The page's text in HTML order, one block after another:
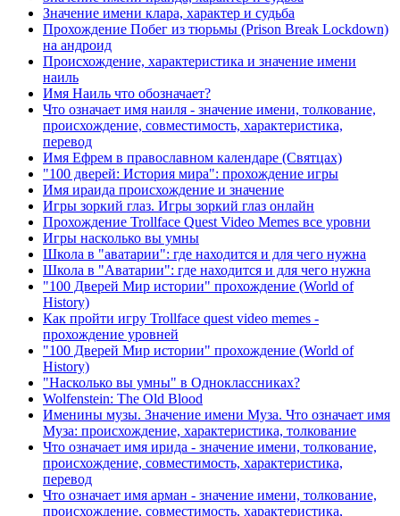
Значение имени клара, характер и судьба
Прохождение Побег из тюрьмы (Prison Break Lockdown)
на андроид
Происхождение, характеристика и значение имени
наиль
Имя Наиль что обозначает?
Что означает имя наиля - значение имени, толкование,
происхождение, совместимость, характеристика,
перевод
Имя Ефрем в православном календаре (Святцах)
"100 дверей: История мира": прохождение игры
Имя ираида происхождение и значение
Игры зоркий глаз. Игры зоркий глаз онлайн
Прохождение Trollface Quest Video Memes все уровни
Игры насколько вы умны
Школа в "аватарии": где находится и для чего нужна
Школа в "Аватарии": где находится и для чего нужна
"100 Дверей Мир истории" прохождение (World of
History)
Как пройти игру Trollface quest video memes -
прохождение уровней
"100 Дверей Мир истории" прохождение (World of
History)
"Насколько вы умны" в Одноклассниках?
Wolfenstein: The Old Blood
Именины музы. Значение имени Муза. Что означает имя
Муза: происхождение, характеристика, толкование
Что означает имя ирида - значение имени, толкование,
происхождение, совместимость, характеристика,
перевод
Что означает имя арман - значение имени, толкование,
происхождение, совместимость, характеристика,